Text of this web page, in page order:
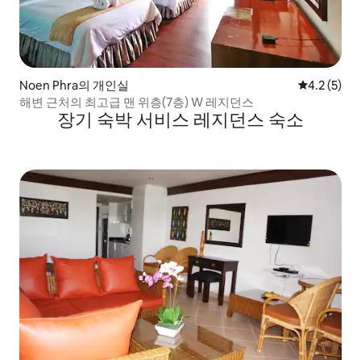
Noen Phra의 개인실 평점 4.2점
4.2 (5)
해변 근처의 최고급 맨 위층(7층) W 레지던스
장기 숙박 서비스 레지던스 숙소